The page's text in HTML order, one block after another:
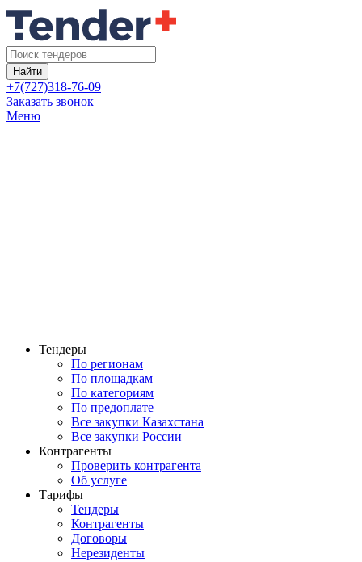
Найти
+7(727)318-76-09
Заказать звонок
Меню
Тендеры
По регионам
По площадкам
По категориям
По предоплате
Все закупки Казахстана
Все закупки России
Контрагенты
Проверить контрагента
Об услуге
Тарифы
Тендеры
Контрагенты
Договоры
Нерезиденты